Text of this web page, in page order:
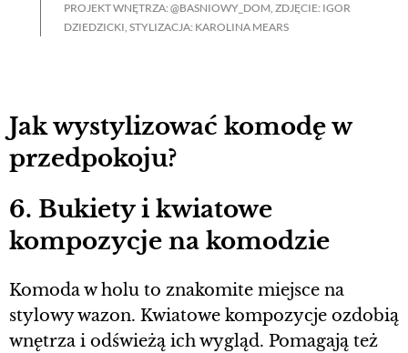
PROJEKT WNĘTRZA: @BASNIOWY_DOM, ZDJĘCIE: IGOR
DZIEDZICKI, STYLIZACJA: KAROLINA MEARS
Jak wystylizować komodę w
przedpokoju?
6. Bukiety i kwiatowe
kompozycje na komodzie
Komoda w holu to znakomite miejsce na
stylowy wazon. Kwiatowe kompozycje ozdobią
wnętrza i odświeżą ich wygląd. Pomagają też